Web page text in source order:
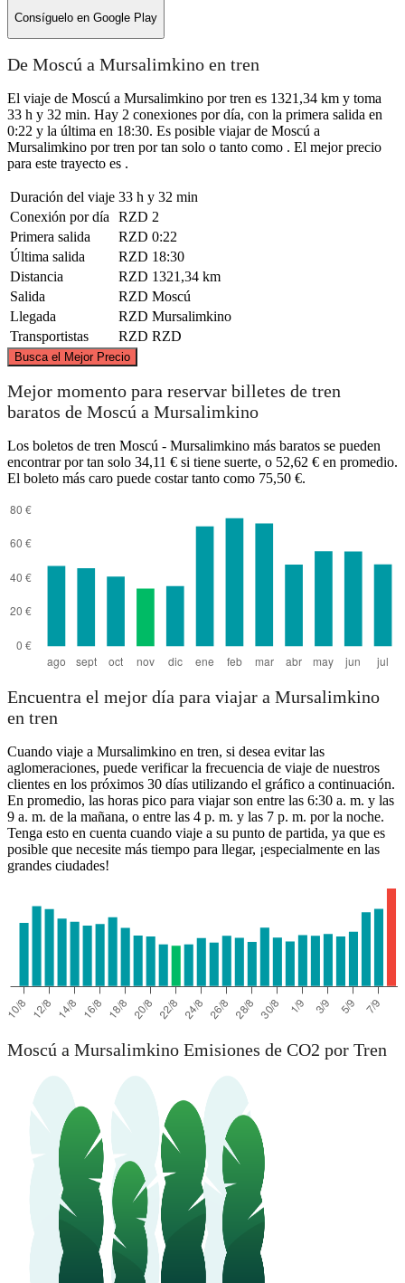
Consíguelo en Google Play
De Moscú a Mursalimkino en tren
El viaje de Moscú a Mursalimkino por tren es 1321,34 km y toma
33 h y 32 min. Hay 2 conexiones por día, con la primera salida en
0:22 y la última en 18:30. Es posible viajar de Moscú a
Mursalimkino por tren por tan solo o tanto como . El mejor precio
para este trayecto es .
Duración del viaje 33 h y 32 min
Conexión por día
RZD 2
Primera salida
RZD 0:22
Última salida
RZD 18:30
Distancia
RZD 1321,34 km
Salida
RZD Moscú
Llegada
RZD Mursalimkino
Transportistas
RZD RZD
Busca el Mejor Precio
Moscow
Mejor momento para reservar billetes de tren
baratos de Moscú a Mursalimkino
Los boletos de tren Moscú - Mursalimkino más baratos se pueden
encontrar por tan solo 34,11 € si tiene suerte, o 52,62 € en promedio.
El boleto más caro puede costar tanto como 75,50 €.
Encuentra el mejor día para viajar a Mursalimkino
en tren
Cuando viaje a Mursalimkino en tren, si desea evitar las
aglomeraciones, puede verificar la frecuencia de viaje de nuestros
clientes en los próximos 30 días utilizando el gráfico a continuación.
En promedio, las horas pico para viajar son entre las 6:30 a. m. y las
9 a. m. de la mañana, o entre las 4 p. m. y las 7 p. m. por la noche.
Tenga esto en cuenta cuando viaje a su punto de partida, ya que es
posible que necesite más tiempo para llegar, ¡especialmente en las
grandes ciudades!
Moscú a Mursalimkino Emisiones de CO2 por Tren